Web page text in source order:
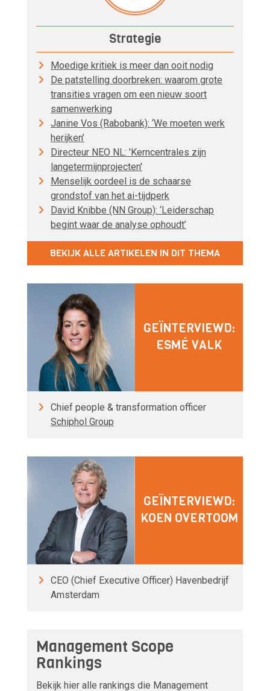
Strategie
Moedige kritiek is meer dan ooit nodig
De patstelling doorbreken: waarom grote
transities vragen om een nieuw soort
samenwerking
Janine Vos (Rabobank): ‘We moeten werk
herijken’
Directeur NEO NL: 'Kerncentrales zijn
langetermijnprojecten'
Menselijk oordeel is de schaarse
grondstof van het ai-tijdperk
David Knibbe (NN Group): ‘Leiderschap
begint waar de analyse ophoudt’
BEKIJK ALLE ARTIKELEN IN DIT THEMA
GEÏNTERVIEWD:
ESMÉ VALK
Chief people & transformation officer
Schiphol Group
GEÏNTERVIEWD:
KOEN OVERTOOM
CEO (Chief Executive Officer) Havenbedrijf
Amsterdam
Management Scope
Rankings
Bekijk hier alle rankings die Management